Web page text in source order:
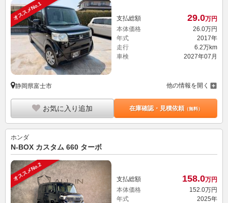
オススメNo.1 支払総額 29.0万円
本体価格
26.0万円
年式
2017年
走行
6.2万km
車検
2027年07月
静岡県富士市 他の情報を開く
お気に入り追加 在庫確認・見積依頼（無料）
ホンダ
N-BOX カスタム 660 ターボ
オススメNo.2 支払総額 158.0万円
本体価格
152. 0万円
年式
2025年